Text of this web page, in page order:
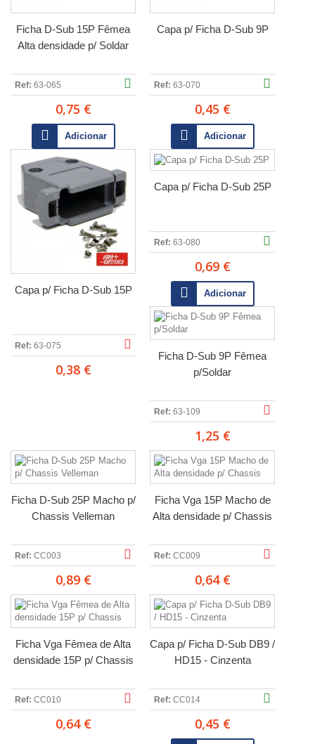
Ficha D-Sub 15P Fêmea
Alta densidade p/ Soldar
Ref: 63-065
0,75 €
Adicionar
Capa p/ Ficha D-Sub 9P
Ref: 63-070
0,45 €
Adicionar
Capa p/ Ficha D-Sub 15P
Ref: 63-075
0,38 €
Capa p/ Ficha D-Sub 25P
Ref: 63-080
0,69 €
Adicionar
Ficha D-Sub 9P Fêmea
p/Soldar
Ref: 63-109
1,25 €
Ficha D-Sub 25P Macho p/
Chassis Velleman
Ref: CC003
0,89 €
Ficha Vga 15P Macho de
Alta densidade p/ Chassis
Ref: CC009
0,64 €
Ficha Vga Fêmea de Alta
densidade 15P p/ Chassis
Ref: CC010
0,64 €
Capa p/ Ficha D-Sub DB9 /
HD15 - Cinzenta
Ref: CC014
0,45 €